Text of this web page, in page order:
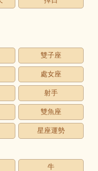
雙子座
處女座
射手
雙魚座
星座運勢
牛